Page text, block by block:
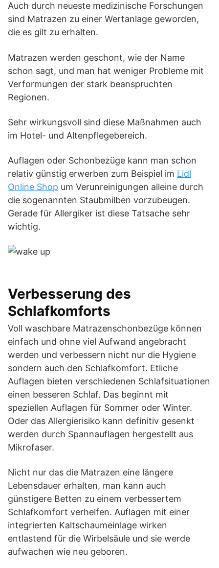
Auch durch neueste medizinische Forschungen
sind Matrazen zu einer Wertanlage geworden,
die es gilt zu erhalten.
Matrazen werden geschont, wie der Name
schon sagt, und man hat weniger Probleme mit
Verformungen der stark beanspruchten
Regionen.
Sehr wirkungsvoll sind diese Maßnahmen auch
im Hotel- und Altenpflegebereich.
Auflagen oder Schonbezüge kann man schon
relativ günstig erwerben zum Beispiel im Lidl
Online Shop um Verunreinigungen alleine durch
die sogenannten Staubmilben vorzubeugen.
Gerade für Allergiker ist diese Tatsache sehr
wichtig.
Verbesserung des
Schlafkomforts
Voll waschbare Matrazenschonbezüge können
einfach und ohne viel Aufwand angebracht
werden und verbessern nicht nur die Hygiene
sondern auch den Schlafkomfort. Etliche
Auflagen bieten verschiedenen Schlafsituationen
einen besseren Schlaf. Das beginnt mit
speziellen Auflagen für Sommer oder Winter.
Oder das Allergierisiko kann definitiv gesenkt
werden durch Spannauflagen hergestellt aus
Mikrofaser.
Nicht nur das die Matrazen eine längere
Lebensdauer erhalten, man kann auch
günstigere Betten zu einem verbessertem
Schlafkomfort verhelfen. Auflagen mit einer
integrierten Kaltschaumeinlage wirken
entlastend für die Wirbelsäule und sie werde
aufwachen wie neu geboren.